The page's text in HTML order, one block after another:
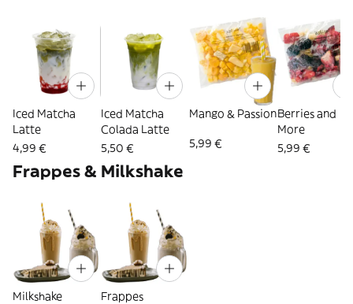
Iced Matcha
Latte
4,99 €
Iced Matcha
Colada Latte
5,50 €
Mango & Passion
5,99 €
Berries and
More
5,99 €
Frappes & Milkshake
Milkshake Frappes